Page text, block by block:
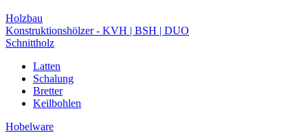
Holzbau
Konstruktionshölzer - KVH | BSH | DUO
Schnittholz
Latten
Schalung
Bretter
Keilbohlen
Hobelware